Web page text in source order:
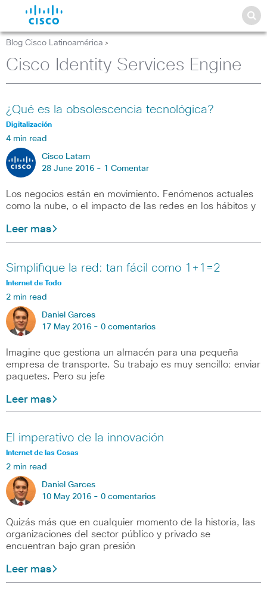
Blog Cisco Latinoamérica >
Cisco Identity Services Engine
¿Qué es la obsolescencia tecnológica?
Digitalización
4 min read
Cisco Latam
28 June 2016 - 1 Comentar
Los negocios están en movimiento. Fenómenos actuales
como la nube, o el impacto de las redes en los hábitos y
Leer mas
Simplifique la red: tan fácil como 1+1=2
Internet de Todo
2 min read
Daniel Garces
17 May 2016 - 0 comentarios
Imagine que gestiona un almacén para una pequeña
empresa de transporte. Su trabajo es muy sencillo: enviar
paquetes. Pero su jefe
Leer mas
El imperativo de la innovación
Internet de las Cosas
2 min read
Daniel Garces
10 May 2016 - 0 comentarios
Quizás más que en cualquier momento de la historia, las
organizaciones del sector público y privado se
encuentran bajo gran presión
Leer mas